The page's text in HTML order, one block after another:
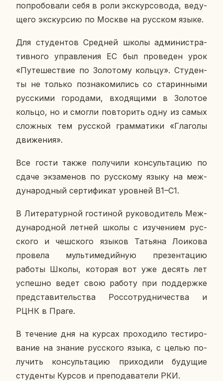
по­про­бо­ва­ли себя в роли экс­кур­со­во­да, ве­ду­
ще­го экс­кур­сию по Москве на рус­ском языке.
Для сту­ден­тов Сред­ней школы ад­ми­ни­стра­
тив­но­го управ­ле­ния ЕС был про­ве­ден урок
«Пу­те­ше­ствие по Зо­ло­то­му кольцу». Сту­ден­
ты не только по­зна­ко­ми­лись со ста­рин­ны­ми
рус­ски­ми го­ро­да­ми, вхо­дя­щи­ми в Зо­ло­тое
кольцо, но и смогли по­вто­рить одну из самых
слож­ных тем рус­ской грам­ма­ти­ки «Гла­го­лы
дви­же­ния».
Все гости также по­лу­чи­ли кон­суль­та­цию по
сдаче эк­за­ме­нов по рус­ско­му языку на меж­
ду­на­род­ный сер­ти­фи­кат уров­ней В1–С1.
В Ли­те­ра­тур­ной го­сти­ной ру­ко­во­ди­тель Меж­
ду­на­род­ной летней школы с изу­че­ни­ем рус­
ско­го и чеш­ско­го языков Та­тья­на Ло­и­ко­ва
про­ве­ла муль­ти­ме­дий­ную пре­зен­та­цию
работы Школы, ко­то­рая вот уже десять лет
успеш­но ведет свою работу при под­держ­ке
пред­ста­ви­тель­ства Рос­со­труд­ни­че­ства и
РЦНК в Праге.
В те­че­ние дня на курсах про­хо­ди­ло те­сти­ро­
ва­ние на знание рус­ско­го языка, с целью по­
лу­чить кон­суль­та­цию при­хо­ди­ли бу­ду­щие
сту­ден­ты Курсов и пре­по­да­ва­те­ли РКИ.